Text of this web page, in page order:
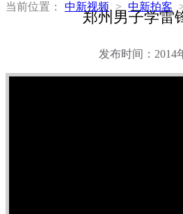
当前位置： 中新视频 > 中新拍客
郑州男子学雷
发布时间：2014